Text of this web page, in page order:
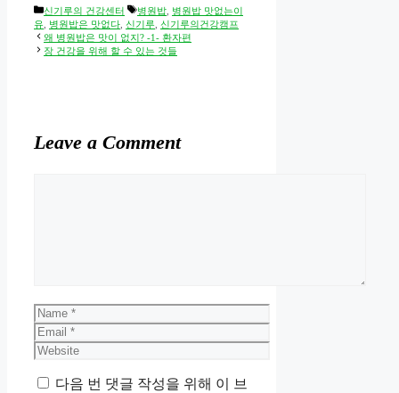
Categories
신기루의 건강센터 Tags
병원밥 병원밥 맛없는이
유 병원밥은 맛없다 신기루 신기루의건강캠프
왜 병원밥은 맛이 없지? -1- 환자편
장 건강을 위해 할 수 있는 것들
Leave a Comment
Name
Email
Website
다음 번 댓글 작성을 위해 이 브